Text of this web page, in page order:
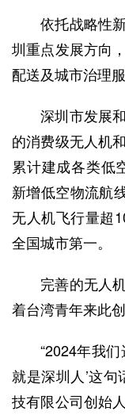
依托战略性新
圳重点发展方向
配送及城市治理
深圳市发展和
的消费级无人机
累计建成各类低
新增低空物流航
无人机飞行量超
全国城市第一。
完善的无人机
着台湾青年来此创
“2024年我们
就是深圳人’这
技有限公司创始